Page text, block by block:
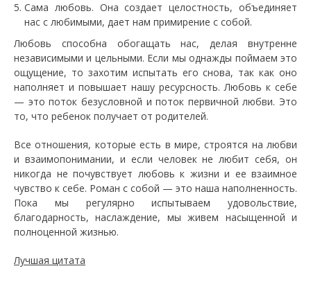
Сама любовь. Она создает целостность, объединяет
нас с любимыми, дает нам примирение с собой.
Любовь способна обогащать нас, делая внутренне
независимыми и цельными. Если мы однажды поймаем это
ощущение, то захотим испытать его снова, так как оно
наполняет и повышает нашу ресурсность. Любовь к себе
— это поток безусловной и поток первичной любви. Это
то, что ребенок получает от родителей.
Все отношения, которые есть в мире, строятся на любви
и взаимопонимании, и если человек не любит себя, он
никогда не почувствует любовь к жизни и ее взаимное
чувство к себе. Роман с собой — это наша наполненность.
Пока мы регулярно испытываем удовольствие,
благодарность, наслаждение, мы живем насыщенной и
полноценной жизнью.
Лучшая цитата